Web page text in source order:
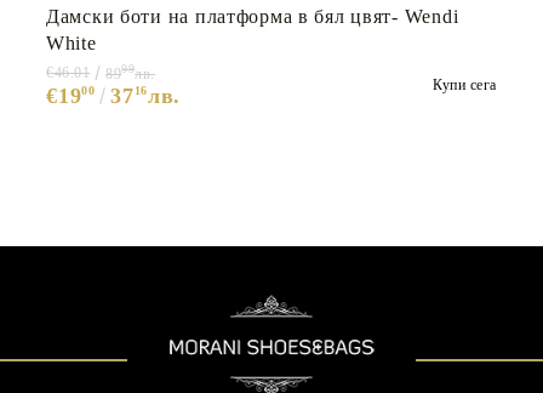
Дамски боти на платформа в бял цвят- Wendi
White
€1900 3716лв.
€46.01 8999лв.
Купи сега